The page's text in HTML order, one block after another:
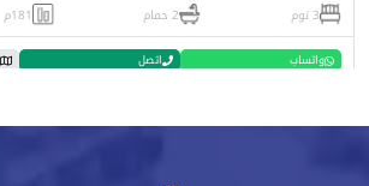
3 نوم 2 حمام 181م
واتساب اتصل